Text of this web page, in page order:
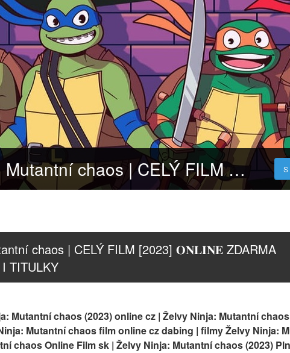
Želvy Ninja: Mutantní chaos | CELÝ FILM [2023] 𝐎𝐍𝐋𝐈𝐍𝐄 ZDARMA CZ/SK DABING I TITULKY
chaos | CELÝ FILM [2023] 𝐎𝐍𝐋𝐈𝐍𝐄 ZDARMA
TITULKY
Mutantní chaos (2023) online cz | Želvy Ninja: Mutantní
Mutantní chaos film online cz dabing | filmy Želvy Ninja:
chaos Online Film sk | Želvy Ninja: Mutantní chaos (2023)